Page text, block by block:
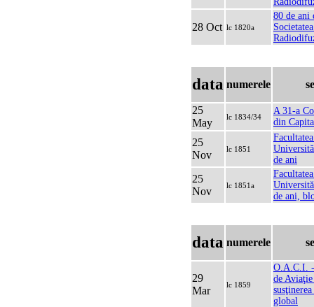
28 Oct lc 1820a
80 de ani
data numerele
25
May
lc 1834/34
A 31-a
din
25
Nov
lc 1851
de ani
25
Nov
lc 1851a
de ani,
data numerele
29
Mar
lc 1859
O.A.C.I.
de
global